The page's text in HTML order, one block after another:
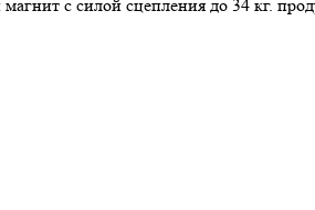
с силой сцепления до 34 кг.